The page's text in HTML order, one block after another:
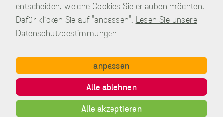
Telefon:039451.600 0
E-Mail:
Schreiben Sie uns!
Copyright © Gemeinde Nordharz - 01|2021 - All rights reserved.
Impressum Datenschutz Disclaimer
Kontakt
Inhalt
entscheiden, welche Cookies Sie erlauben möchten.
Dafür klicken Sie auf "anpassen". Lesen Sie unsere
Datenschutzbestimmungen
anpassen
Alle ablehnen
Alle akzeptieren
unserer Website zu
sammeln, z.B. die
Anzahl der Besucher,
sind. Diese Cookies
sammeln keine
Informationen, die
einen Besucher direkt
identifizieren, obwohl